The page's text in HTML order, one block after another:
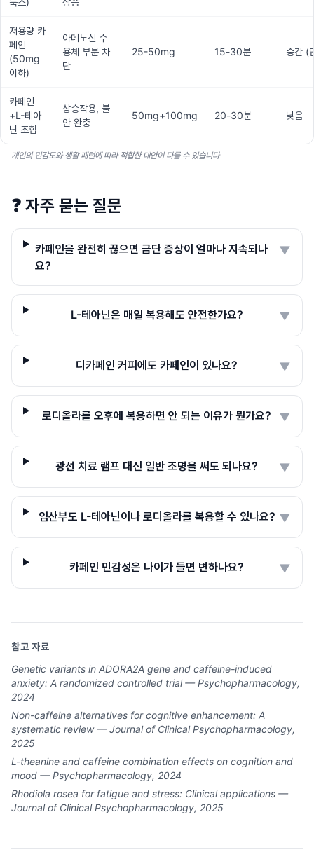
저용량 카
페인
(50mg
이하)
아데노신 수
용체 부분 차
단
25-50mg 15-30분 중간 (
카페인
+L-테아
닌 조합
상승작용, 불
안 완충
50mg+100mg 20-30분 낮음
개인의 민감도와 생활 패턴에 따라 적합한 대안이 다를 수 있습니다
❓ 자주 묻는 질문
카페인을 완전히 끊으면 금단 증상이 얼마나 지속되나
요?
▼
L-테아닌은 매일 복용해도 안전한가요? ▼
디카페인 커피에도 카페인이 있나요? ▼
로디올라를 오후에 복용하면 안 되는 이유가 뭔가요? ▼
광선 치료 램프 대신 일반 조명을 써도 되나요? ▼
임산부도 L-테아닌이나 로디올라를 복용할 수 있나요? ▼
카페인 민감성은 나이가 들면 변하나요? ▼
참고 자료
Genetic variants in ADORA2A gene and caffeine-induced
anxiety: A randomized controlled trial — Psychopharmacology,
2024
Non-caffeine alternatives for cognitive enhancement: A
systematic review — Journal of Clinical Psychopharmacology,
2025
L-theanine and caffeine combination effects on cognition and
mood — Psychopharmacology, 2024
Rhodiola rosea for fatigue and stress: Clinical applications —
Journal of Clinical Psychopharmacology, 2025